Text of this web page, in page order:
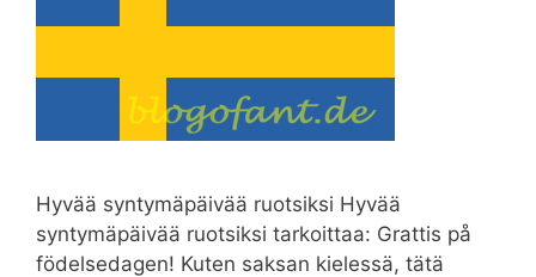
Hyvää syntymäpäivää ruotsiksi Hyvää
syntymäpäivää ruotsiksi tarkoittaa: Grattis på
födelsedagen! Kuten saksan kielessä, tätä